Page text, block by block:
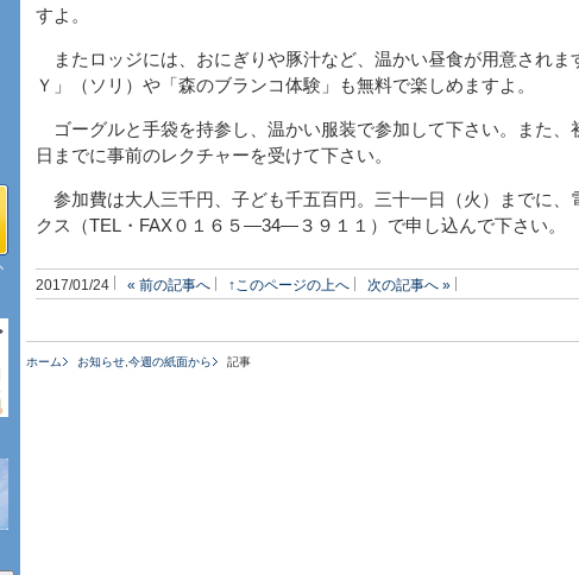
すよ。
またロッジには、おにぎりや豚汁など、温かい昼食が用意されま
Ｙ」（ソリ）や「森のブランコ体験」も無料で楽しめますよ。
ゴーグルと手袋を持参し、温かい服装で参加して下さい。また、
日までに事前のレクチャーを受けて下さい。
参加費は大人三千円、子ども千五百円。三十一日（火）までに、
クス（TEL・FAX０１６５―34―３９１１）で申し込んで下さい。
2017/01/24 « 前の記事へ ↑このページの上へ 次の記事へ »
ホーム お知らせ 今週の紙面から 記事